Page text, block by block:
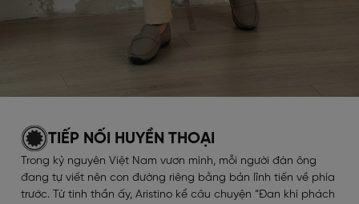
TIẾP NỐI HUYỀN THOẠI
Trong kỷ nguyên Việt Nam vươn mình, mỗi người đàn ông
đang tự viết nên con đường riêng bằng bản lĩnh tiến về phía
trước. Từ tinh thần ấy, Aristino kể câu chuyện “Đan khí phách